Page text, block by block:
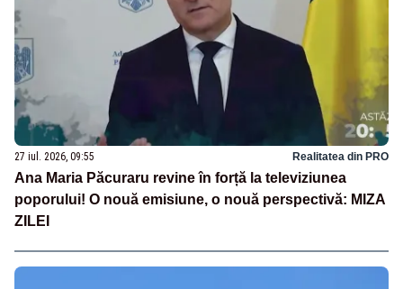
27 iul. 2026, 09:55 Realitatea din PRO
Ana Maria Păcuraru revine în forță la televiziunea
poporului! O nouă emisiune, o nouă perspectivă: MIZA
ZILEI